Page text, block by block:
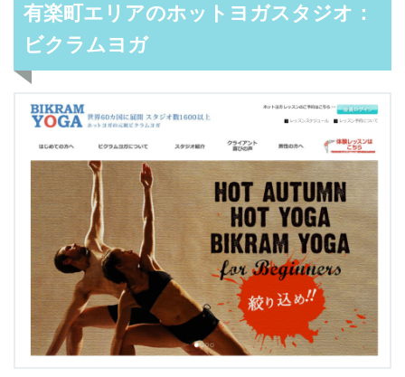
有楽町エリアのホットヨガスタジオ：
ビクラムヨガ